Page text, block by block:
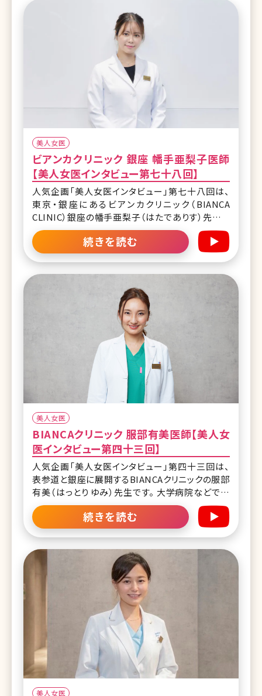
美人女医
ビアンカクリニック 銀座 幡手亜梨子医師
【美人女医インタビュー第七十八回】
人気企画「美人女医インタビュー」第七十八回は、
東京・銀座にあるビアンカクリニック（BIANCA
CLINIC）銀座の幡手亜梨子（はたでありす）先生で
す。 ビアンカクリニックは銀座・表参道に展開し、美
容外科、美容皮膚科、美容内科から再生医療、審美
歯科まで包括的に提供。なかでも、広大なフロアと
続きを読む
美人女医
BIANCAクリニック 服部有美医師【美人女
医インタビュー第四十三回】
人気企画「美人女医インタビュー」第四十三回は、
表参道と銀座に展開するBIANCAクリニックの服部
有美（はっとり ゆみ）先生です。 大学病院などで形
成外科医（形成外科専門医取得）として7年勤めて
から本格的に美容医療業界へ。形成外科時代に培
った技術を生かし、眉下切開を始めとした切開系オ
ペを得意とする服部先生。 患者様一人ひとりと向き
合っているからこそできるカウンセリング時の提案、
産後復帰の本音など
続きを読む
美人女医